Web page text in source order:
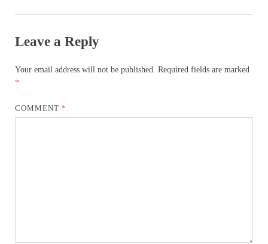
Leave a Reply
Your email address will not be published. Required fields are marked
*
COMMENT*